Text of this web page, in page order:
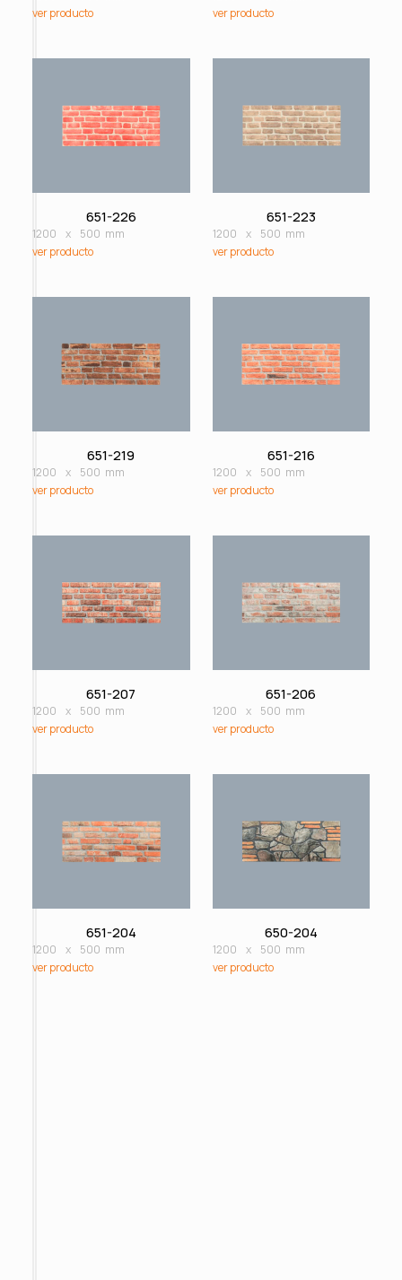
ver producto
ver producto
651-226
1200 x 500 mm
ver producto
651-223
1200 x 500 mm
ver producto
651-219
1200 x 500 mm
ver producto
651-216
1200 x 500 mm
ver producto
651-207
1200 x 500 mm
ver producto
651-206
1200 x 500 mm
ver producto
651-204
1200 x 500 mm
ver producto
650-204
1200 x 500 mm
ver producto